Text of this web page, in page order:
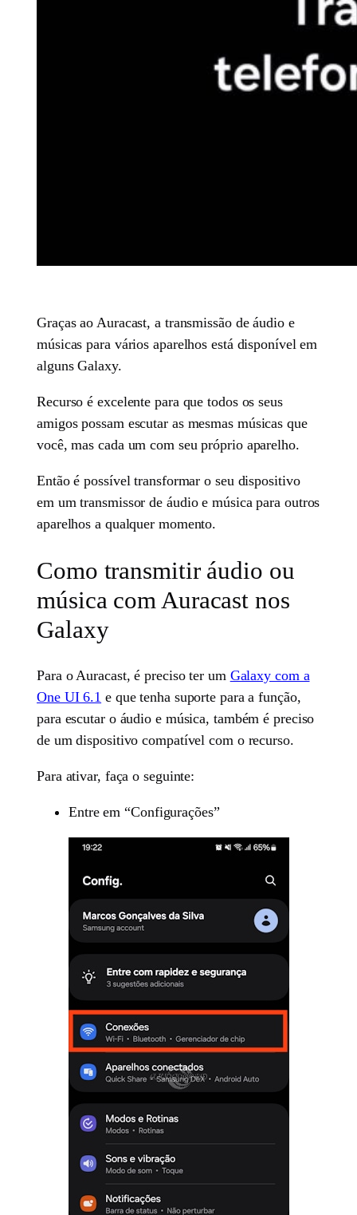
Graças ao Auracast, a transmissão de áudio e
músicas para vários aparelhos está disponível em
alguns Galaxy.
Recurso é excelente para que todos os seus
amigos possam escutar as mesmas músicas que
você, mas cada um com seu próprio aparelho.
Então é possível transformar o seu dispositivo
em um transmissor de áudio e música para outros
aparelhos a qualquer momento.
Como transmitir áudio ou
música com Auracast nos
Galaxy
Para o Auracast, é preciso ter um Galaxy com a
One UI 6.1 e que tenha suporte para a função,
para escutar o áudio e música, também é preciso
de um dispositivo compatível com o recurso.
Para ativar, faça o seguinte:
Entre em “Configurações”